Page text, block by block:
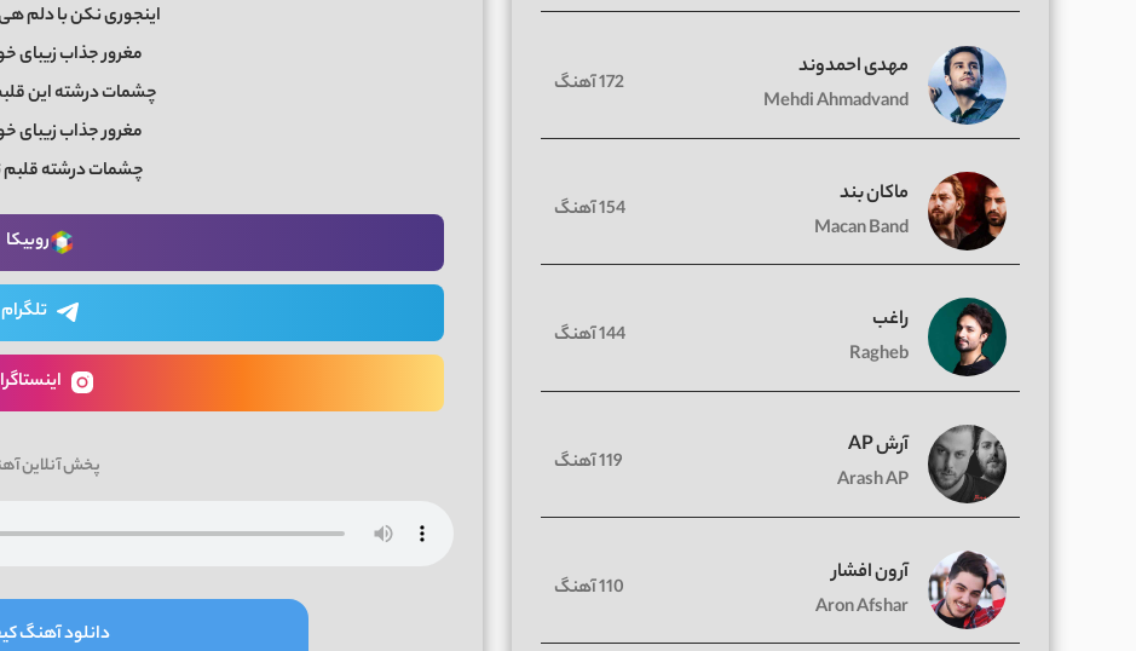
اینجوری نکن با دلم
مغرور جذاب
چشمات درشته این
مغرور جذاب
چشمات درشته
روبیکا
تلگرام
پخش آنلاین
دانلود آهنگ
مهدی احمدوند
Mehdi Ahmadvand
172 آهنگ
ماکان بند
Macan Band
154 آهنگ
راغب
Ragheb
144 آهنگ
آرش AP
Arash AP
119 آهنگ
آرون افشار
Aron Afshar
110 آهنگ